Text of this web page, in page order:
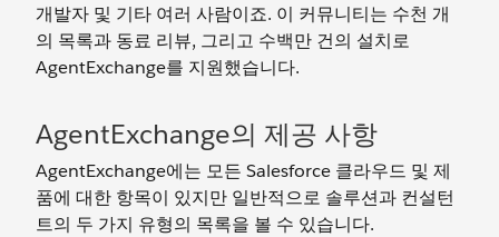
개발자 및 기타 여러 사람이죠. 이 커뮤니티는 수천 개
의 목록과 동료 리뷰, 그리고 수백만 건의 설치로
AgentExchange를 지원했습니다.
AgentExchange의 제공 사항
AgentExchange에는 모든 Salesforce 클라우드 및 제
품에 대한 항목이 있지만 일반적으로 솔루션과 컨설턴
트의 두 가지 유형의 목록을 볼 수 있습니다.